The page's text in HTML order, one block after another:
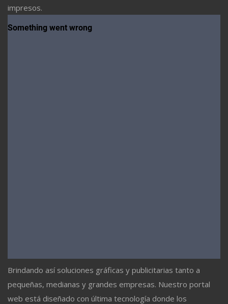
impresos.
Brindando así soluciones gráficas y publicitarias tanto a
pequeñas, medianas y grandes empresas. Nuestro portal
web está diseñado con última tecnología donde los